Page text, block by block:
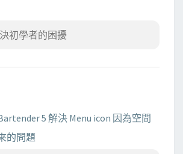
初學者的困擾
5 解決 Menu icon 因為空間
的問題